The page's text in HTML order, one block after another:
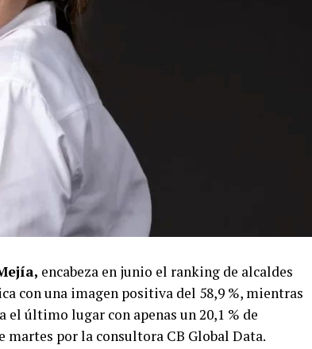
encabeza en junio el ranking de alcaldes
con una imagen positiva del 58,9 %, mientras
el último lugar con apenas un 20,1 % de
martes por la consultora CB Global Data.